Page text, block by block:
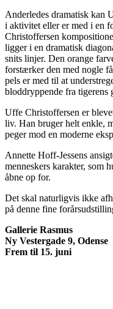
Anderledes dramatisk kan
i aktivitet eller er med i en
Christoffersen
ligger i en dramatisk
snits linjer. Den orange
forstærker den med nogle
pels er med til at
bloddryppende fra tigerens
Uffe Christoffersen er
liv. Han bruger helt enkle,
peger mod en moderne
Annette Hoff-Jessens
menneskers karakter, som
åbne op for.
Det skal naturligvis ikke
på denne fine
Gallerie Rasmus
Ny Vestergade 9, Odense
Frem til 15. juni